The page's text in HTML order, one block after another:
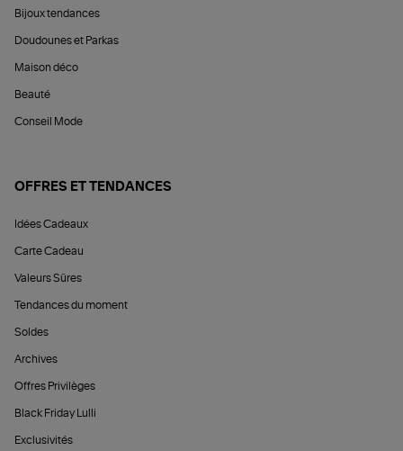
Bijoux tendances
Doudounes et Parkas
Maison déco
Beauté
Conseil Mode
OFFRES ET TENDANCES
Idées Cadeaux
Carte Cadeau
Valeurs Sûres
Tendances du moment
Soldes
Archives
Offres Privilèges
Black Friday Lulli
Exclusivités